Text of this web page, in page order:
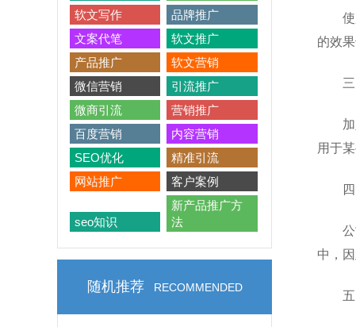
软文写作
品牌推广
文案代笔
软文推广
产品推广
软文营销
微信营销
引流推广
微商引流
营销推广
百度营销
内容营销
SEO优化
精准引流
网站推广
客户案例
seo知识
新产品推广方
法
随机推荐 RECOMMENDED
的效
用于
中，